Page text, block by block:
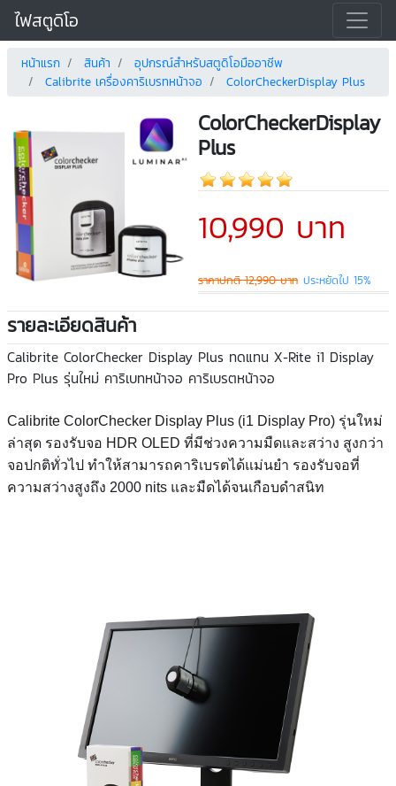
ไฟสตูดิโอ
หน้าแรก สินค้า
อุปกรณ์สำหรับสตูดิโอมืออาชีพ
Calibrite เครื่องคาริเบรทหน้าจอ
ColorCheckerDisplay Plus
ColorCheckerDisplay
Plus
10,990 บาท
ราคาปกติ 12,990 บาท ประหยัดไป 15%
รายละเอียดสินค้า
Calibrite ColorChecker Display Plus ทดแทน X-Rite i1 Display
Pro Plus รุ่นใหม่ คาริเบทหน้าจอ คาริเบรตหน้าจอ
Calibrite ColorChecker Display Plus (i1 Display Pro) รุ่นใหม่
ล่าสุด รองรับจอ HDR OLED ที่มีช่วงความมืดและสว่าง สูงกว่า
จอปกติทั่วไป ทำให้สามารถคาริเบรตได้แม่นยำ รองรับจอที่
ความสว่างสูงถึง 2000 nits และมืดได้จนเกือบดำสนิท